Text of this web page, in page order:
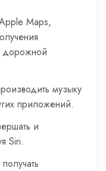
Maps,
дорожной
музыку
приложений.
и
Siri.